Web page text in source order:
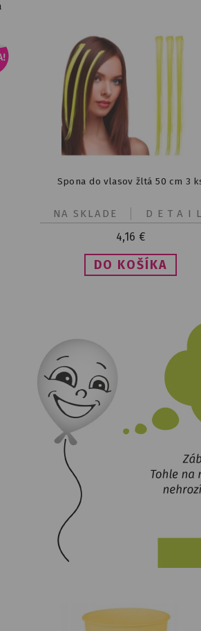
Spona do vlasov žltá 50 cm 3
4,16 €
DETAIL
NA SKLADE